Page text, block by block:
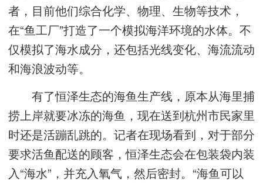
者，目前他们综合化学、物理、生物等技术，
在“鱼工厂”打造了一个模拟海洋环境的水体。不
仅模拟了海水成分，还包括光线变化、海流流动
和海浪波动等。
有了恒泽生态的海鱼生产线，原本从海里捕
捞上岸就要冰冻的海鱼，现在送到杭州市民家里
时还是活蹦乱跳的。记者在现场看到，对于部分
要求活鱼配送的顾客，恒泽生态会在包装袋内装
入“海水”，并充入氧气，然后密封。“海鱼可以